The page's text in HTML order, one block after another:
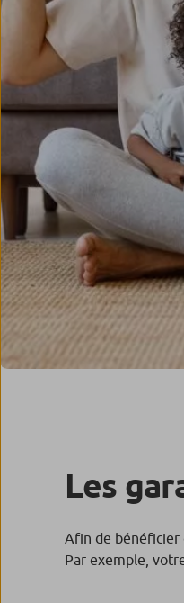
Les
Afin de bénéficier
Par exemple,